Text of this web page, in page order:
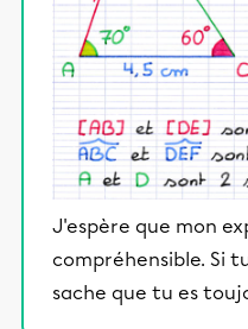
J'espère que mon
compréhensible. Si
sache que tu es